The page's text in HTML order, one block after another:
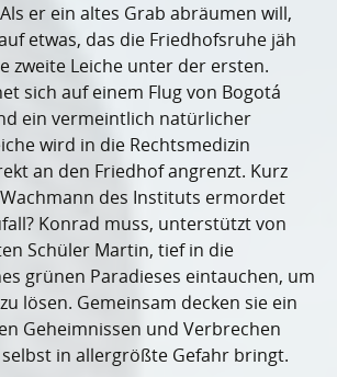
er ein altes Grab abräumen will,
etwas, das die Friedhofsruhe jäh
zweite Leiche unter der ersten.
sich auf einem Flug von Bogotá
ein vermeintlich natürlicher
wird in die Rechtsmedizin
an den Friedhof angrenzt. Kurz
des Instituts ermordet
Konrad muss, unterstützt von
Schüler Martin, tief in die
grünen Paradieses eintauchen, um
lösen. Gemeinsam decken sie ein
Geheimnissen und Verbrechen
in allergrößte Gefahr bringt.